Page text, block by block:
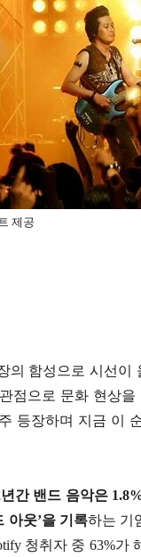
제공
의 함성으로 시선이
점으로 문화 현상
등장하며 지금 이
간 밴드 음악은
아웃’을 기록하는 기
청취자 중 63%가